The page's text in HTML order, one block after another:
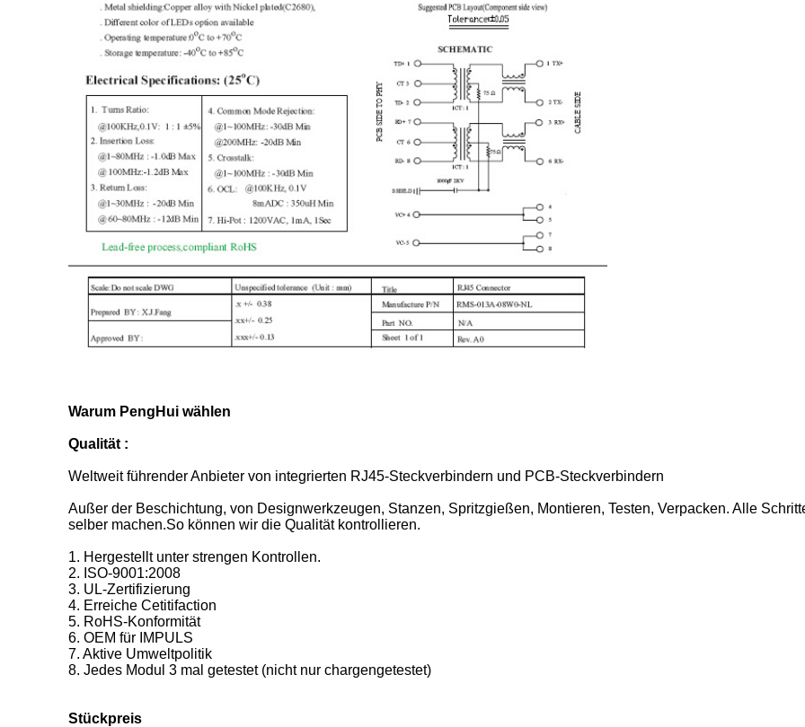
Warum PengHui wählen
Qualität :
Weltweit führender Anbieter von integrierten RJ45-Steckverbindern und PCB-Steckverbindern
Außer der Beschichtung, von Designwerkzeugen, Stanzen, Spritzgießen, Montieren, Testen, Verpacken. Alle
selber machen.So können wir die Qualität kontrollieren.
1. Hergestellt unter strengen Kontrollen.
2. ISO-9001:2008
3. UL-Zertifizierung
4. Erreiche Cetitifaction
5. RoHS-Konformität
6. OEM für IMPULS
7. Aktive Umweltpolitik
8. Jedes Modul 3 mal getestet (nicht nur chargengetestet)
Stückpreis